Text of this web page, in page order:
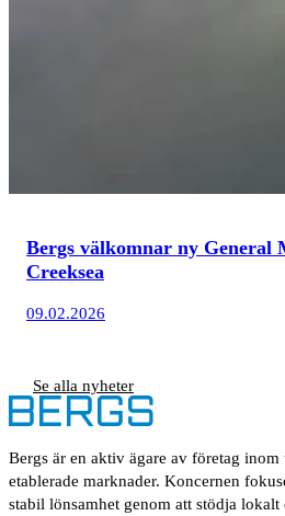
Bergs välkomnar ny General
Creeksea
09.02.2026
Se alla nyheter
Bergs är en aktiv ägare av företag inom
etablerade marknader. Koncernen
stabil lönsamhet genom att stödja